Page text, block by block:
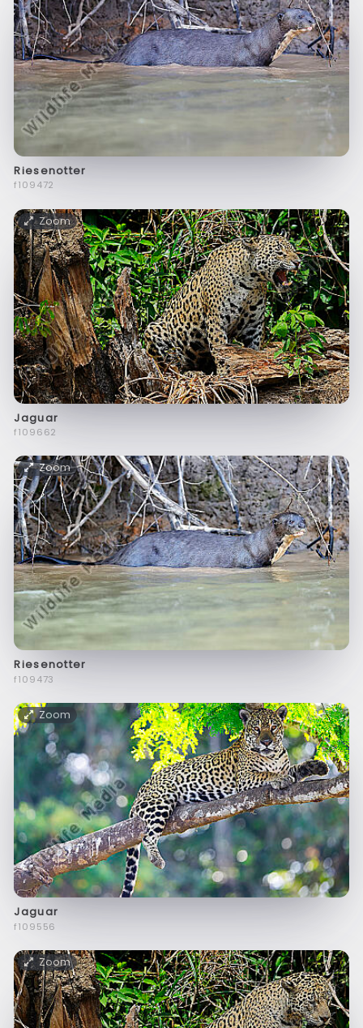
Riesenotter
f109472
Zoom
Jaguar
f109662
Zoom
Riesenotter
f109473
Zoom
Jaguar
f109556
Zoom